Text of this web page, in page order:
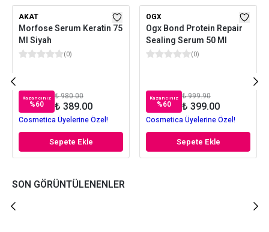
AKAT
Morfose Serum Keratin 75
Ml Siyah
(0)
Kazancınız
%60
₺ 980.00
₺ 389.00
Cosmetica Üyelerine Özel!
Sepete Ekle
OGX
Ogx Bond Protein Repair
Sealing Serum 50 Ml
(0)
Kazancınız
%60
₺ 999.90
₺ 399.00
Cosmetica Üyelerine Özel!
Sepete Ekle
SON GÖRÜNTÜLENENLER